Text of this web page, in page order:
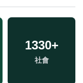
1330+
社會